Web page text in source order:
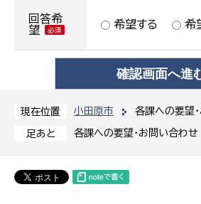
現在位置 小田原市 各課への要望
足あと 各課への要望・お問い合わせ
回答希
望
希望する 希